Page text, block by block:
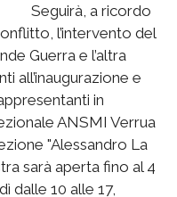
Seguirà, a ricordo
l’intervento del
Guerra e l’altra
all’inaugurazione e
in
ANSMI Verrua
"Alessandro La
sarà aperta fino al 4
dalle 10 alle 17,